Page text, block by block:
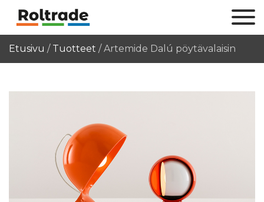
Etusivu / Tuotteet /Artemide Dalú pöytävalaisin